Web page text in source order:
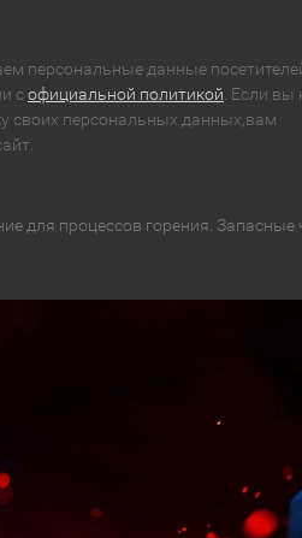
персональные данные
софициальной политикой . Если вы
своих персональных данных,вам
для процессов горения. Запасные